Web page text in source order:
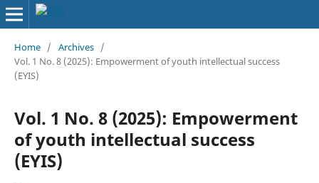
Home / Archives /
Vol. 1 No. 8 (2025): Empowerment of youth intellectual success
(EYIS)
Vol. 1 No. 8 (2025): Empowerment
of youth intellectual success
(EYIS)